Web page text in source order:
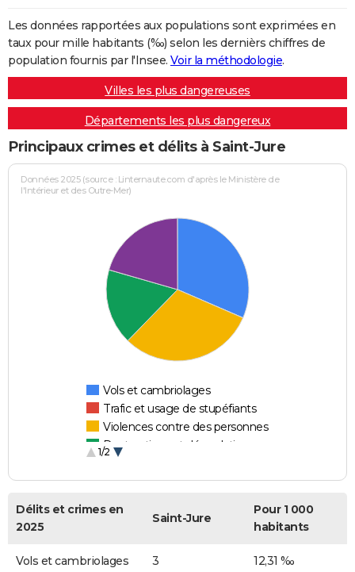
Les données rapportées aux populations sont exprimées en
taux pour mille habitants (‰) selon les dernièrs chiffres de
population fournis par l'Insee. Voir la méthodologie.
Villes les plus dangereuses
Départements les plus dangereux
Principaux crimes et délits à Saint-Jure
Données 2025 (source : Linternaute.com d'après le Ministère de
l'Intérieur et des Outre-Mer)
Vols et cambriolages
Trafic et usage de stupéfiants
Violences contre des personnes
Destructions et dégradations
1/2
Délits et crimes en
2025
Saint-Jure
Pour 1 000
habitants
Vols et cambriolages 3 12,31 ‰